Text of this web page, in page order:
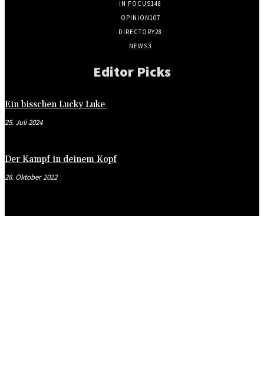
IN FOCUS148
OPINION107
DIRECTORY28
NEWS3
Editor Picks
Ein bisschen Lucky Luke
25. Juli 2024
Der Kampf in deinem Kopf
28. Oktober 2022